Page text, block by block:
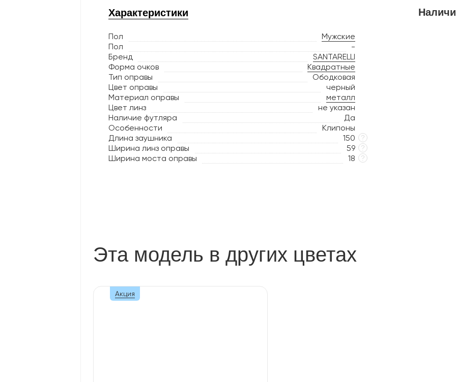
Характеристики
Пол
Мужские
Пол
-
Бренд
SANTARELLI
Форма очков
Квадратные
Тип оправы
Ободковая
Цвет оправы
черный
Материал оправы
металл
Цвет линз
не указан
Наличие футляра
Да
Особенности
Клипоны
Длина заушника
150 ?
Ширина линз оправы 59 ?
Ширина моста оправы 18 ?
Эта модель в других цветах
Акция